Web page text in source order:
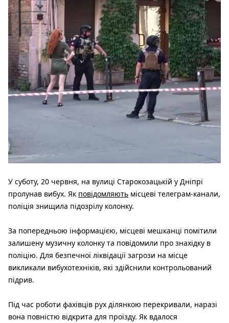
У суботу, 20 червня, на вулиці Старокозацькій у Дніпрі
пролунав вибух. Як повідомляють місцеві телеграм-канали,
поліція знищила підозрілу колонку.
За попередньою інформацією, місцеві мешканці помітили
залишену музичну колонку та повідомили про знахідку в
поліцію. Для безпечної ліквідації загрози на місце
викликали вибухотехніків, які здійснили контрольований
підрив.
Під час роботи фахівців рух ділянкою перекривали, наразі
вона повністю відкрита для проїзду. Як вдалося